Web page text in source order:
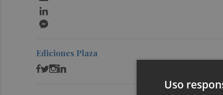
Ediciones Plaza
Uso